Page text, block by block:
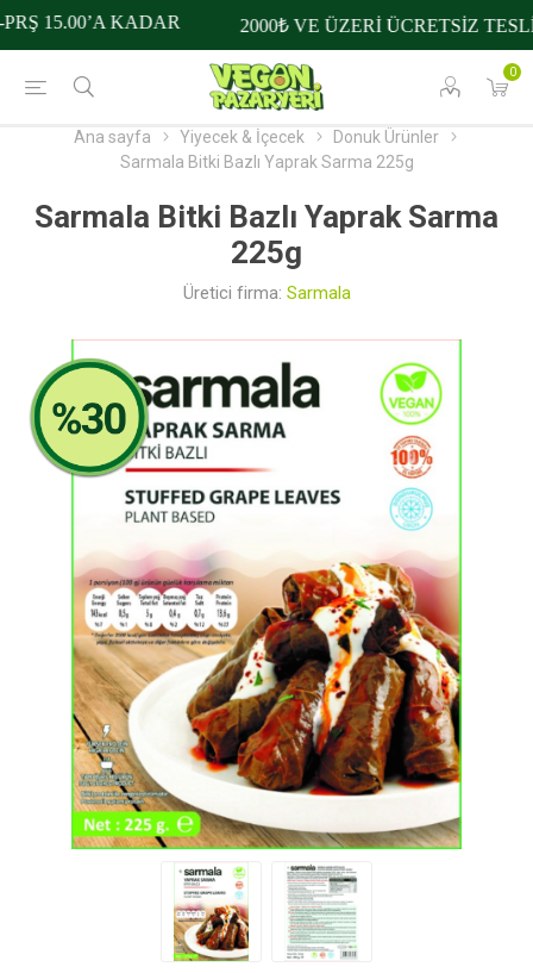
0
15.00’A KADAR 2000₺ VE ÜZERİ ÜCRETSİZ
Ana sayfa Yiyecek & İçecek
Donuk Ürünler
Sarmala Bitki Bazlı Yaprak Sarma 225g
Sarmala Bitki Bazlı Yaprak Sarma
225g
Üretici firma: Sarmala